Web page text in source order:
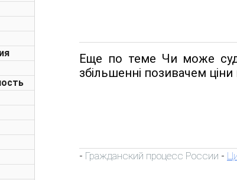
Еще по теме Чи може суд
збільшенні позивачем ціни
- Гражданский процесс России -